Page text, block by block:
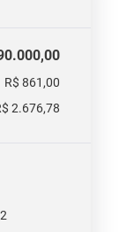
R$ 861,00
2.676,78